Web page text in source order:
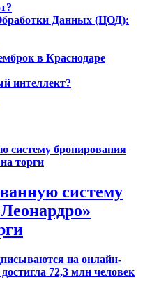
Данных (ЦОД):
в Краснодаре
интеллект?
систему